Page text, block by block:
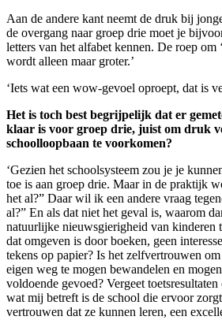
Aan de andere kant neemt de druk bij
de overgang naar groep drie moet je
letters van het alfabet kennen. De roep om
wordt alleen maar groter.’
‘Iets wat een wow-gevoel oproept, dat is
Het is toch best begrijpelijk dat er
klaar is voor groep drie, juist om druk
schoolloopbaan te voorkomen?
‘Gezien het schoolsysteem zou je je
toe is aan groep drie. Maar in de praktijk
het al?” Daar wil ik een andere vraag
al?” En als dat niet het geval is, waarom
natuurlijke nieuwsgierigheid van kinderen
dat omgeven is door boeken, geen
tekens op papier? Is het zelfvertrouwen
eigen weg te mogen bewandelen en
voldoende gevoed? Vergeet
wat mij betreft is de school die ervoor
vertrouwen dat ze kunnen leren, een